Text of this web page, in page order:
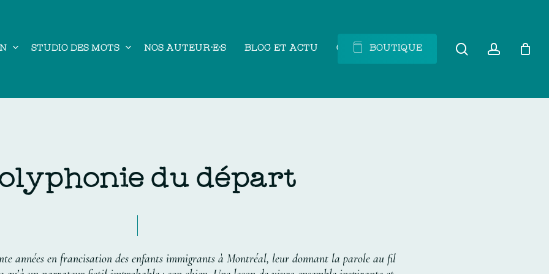
fermer
STUDIO DES MOTS NOS AUTEUR·E·S BLOG ET ACTU CONTACT
BOUTIQUE searchaccount
lyphoniedudépart
années en francisation des enfants immigrants à Montréal, leur donnant la parole au fil